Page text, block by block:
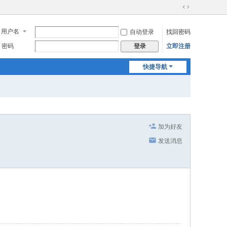
切
到
宽
用户名 自动登录
找回密码
密码
登录 立即注册
快捷导航
加为好友
发送消息